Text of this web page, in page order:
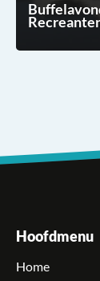
Hoofdmenu
Home